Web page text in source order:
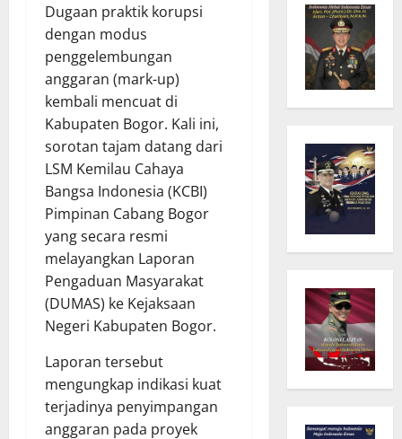
Dugaan praktik korupsi
dengan modus
penggelembungan
anggaran (mark-up)
kembali mencuat di
Kabupaten Bogor. Kali ini,
sorotan tajam datang dari
LSM Kemilau Cahaya
Bangsa Indonesia (KCBI)
Pimpinan Cabang Bogor
yang secara resmi
melayangkan Laporan
Pengaduan Masyarakat
(DUMAS) ke Kejaksaan
Negeri Kabupaten Bogor.
Laporan tersebut
mengungkap indikasi kuat
terjadinya penyimpangan
anggaran pada proyek